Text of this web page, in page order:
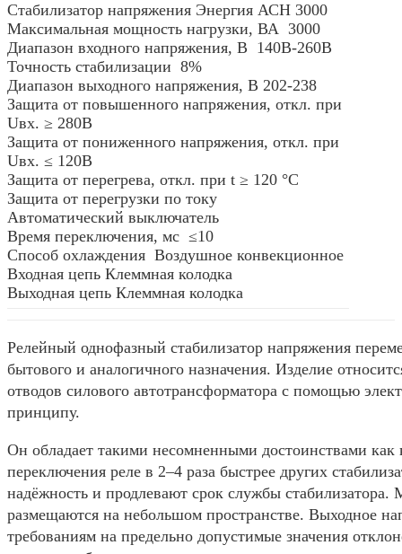
Стабилизатор напряжения Энергия АСН 3000
Максимальная мощность нагрузки, ВА 3000
Диапазон входного напряжения, В 140В-260В
Точность стабилизации 8%
Диапазон выходного напряжения, В 202-238
Защита от повышенного напряжения, откл. при
Uвх. ≥ 280В
Защита от пониженного напряжения, откл. при
Uвх. ≤ 120В
Защита от перегрева, откл. при t ≥ 120 °С
Защита от перегрузки по току
Автоматический выключатель
Время переключения, мс ≤10
Способ охлаждения Воздушное конвекционное
Входная цепь Клеммная колодка
Выходная цепь Клеммная колодка
Релейный однофазный стабилизатор напряжения
бытового и аналогичного назначения. Изделие
отводов силового автотрансформатора с помощью
принципу.
Он обладает такими несомненными достоинствами
переключения реле в 2–4 раза быстрее других
надёжность и продлевают срок службы
размещаются на небольшом пространстве. Выходное
требованиям на предельно допустимые значения